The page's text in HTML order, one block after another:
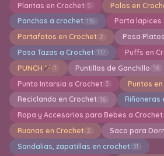
Plantas en Crochet 5 Polos en
Ponchos a crochet 135 Porta lapices
Portafotos en Crochet 2 Posa
Posa Tazas a Crochet 132 Puffs en
PUNCH 1 Puntillas de Ganchillo 16
Punto Intarsia a Crochet 3 Puntos
Reciclando en Crochet 16 Riñoneras
Ropa y Accesorios para Bebes a Crochet
Ruanas en Crochet 2 Saco para
Sandalias, zapatillas en crochet 31